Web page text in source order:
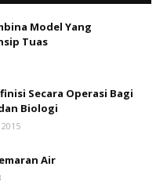
Model Yang
Tuas
Secara Operasi Bagi
Biologi
Air